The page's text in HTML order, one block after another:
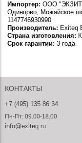
Импортер: ООО
Одинцово, Можайское
1147746930990
Производитель: Exiteq
Страна изготовления:
Срок гарантии: 3 года
КОНТАКТЫ
+7 (495) 135 86 34
Пн-Пт: 09.00-18.00
info@exiteq.ru